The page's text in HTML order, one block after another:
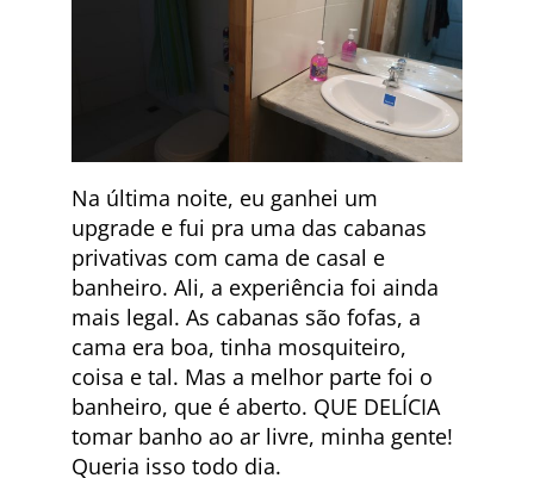
Na última noite, eu ganhei um
upgrade e fui pra uma das cabanas
privativas com cama de casal e
banheiro. Ali, a experiência foi ainda
mais legal. As cabanas são fofas, a
cama era boa, tinha mosquiteiro,
coisa e tal. Mas a melhor parte foi o
banheiro, que é aberto. QUE DELÍCIA
tomar banho ao ar livre, minha gente!
Queria isso todo dia.